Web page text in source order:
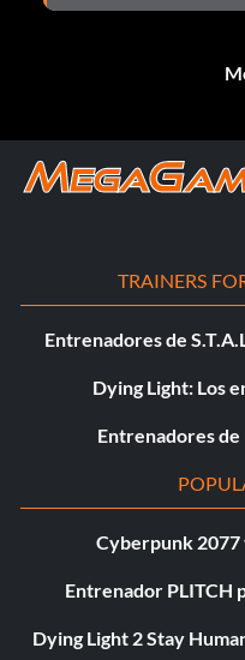
TRAINERS
Entrenadores de
Dying Light: Los
Entrenadores
Cyberpunk 2077
Entrenador PLITCH
Dying Light 2 Stay